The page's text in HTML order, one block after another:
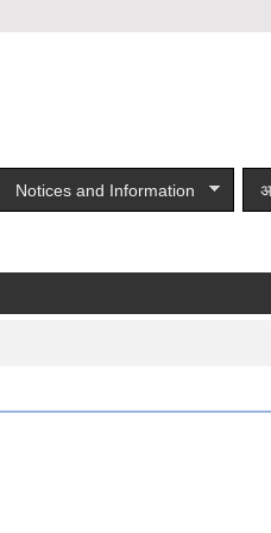
Notices and Information
सम्बन्धी सूचना!